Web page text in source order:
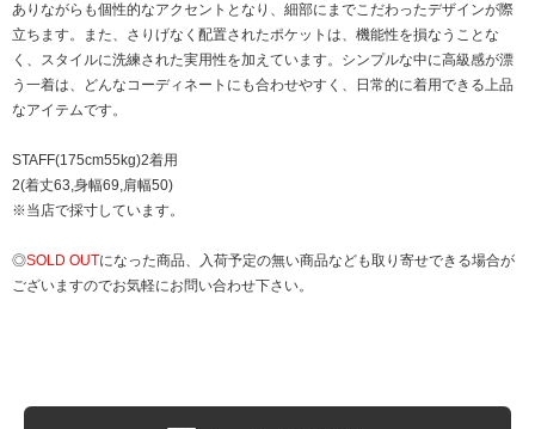
ありながらも個性的なアクセントとなり、細部にまでこだわったデザインが際
立ちます。また、さりげなく配置されたポケットは、機能性を損なうことな
く、スタイルに洗練された実用性を加えています。シンプルな中に高級感が漂
う一着は、どんなコーディネートにも合わせやすく、日常的に着用できる上品
なアイテムです。
STAFF(175cm55kg)2着用
2(着丈63,身幅69,肩幅50)
※当店で採寸しています。
◎SOLD OUTになった商品、入荷予定の無い商品なども取り寄せできる場合が
ございますのでお気軽にお問い合わせ下さい。